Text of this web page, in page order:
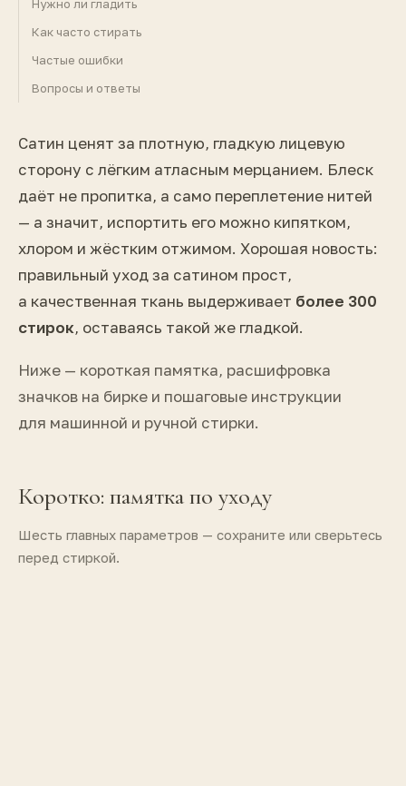
Нужно ли гладить
Как часто стирать
Частые ошибки
Вопросы и ответы
Сатин ценят за плотную, гладкую лицевую
сторону с лёгким атласным мерцанием. Блеск
даёт не пропитка, а само переплетение нитей
— а значит, испортить его можно кипятком,
хлором и жёстким отжимом. Хорошая новость:
правильный уход за сатином прост,
а качественная ткань выдерживает более 300
стирок, оставаясь такой же гладкой.
Ниже — короткая памятка, расшифровка
значков на бирке и пошаговые инструкции
для машинной и ручной стирки.
Коротко: памятка по уходу
Шесть главных параметров — сохраните или сверьтесь
перед стиркой.